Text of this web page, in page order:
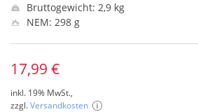
Bruttogewicht: 2,9 kg
NEM: 298 g
17,99 €
inkl. 19% MwSt.,
zzgl.Versandkosten